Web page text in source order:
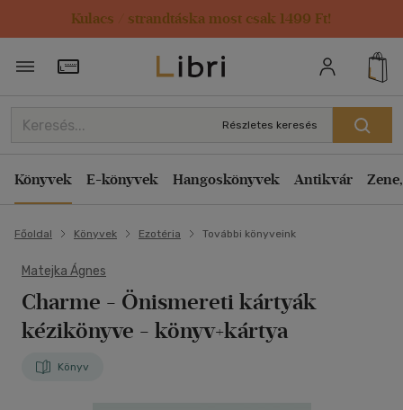
Kulacs / strandtáska most csak 1499 Ft!
Törzsvásárlói Kártya adatai
Részletes keresés
Könyvek E-könyvek Hangoskönyvek Antikvár
Főoldal Könyvek Ezotéria További könyveink
Matejka Ágnes
Charme - Önismereti kártyák
kézikönyve - könyv+kártya
Könyv